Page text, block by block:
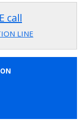
call
LINE